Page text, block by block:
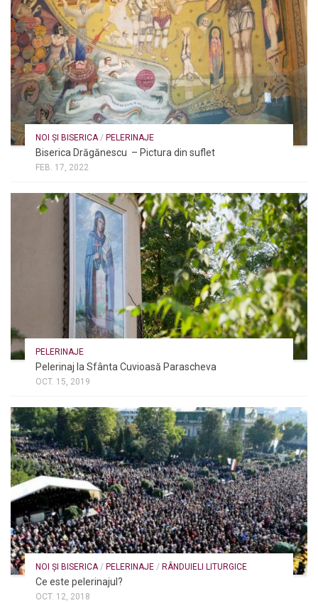
NOI ȘI BISERICA/ PELERINAJE
Biserica Drăgănescu – Pictura din suflet
FEB. 17, 2022
PELERINAJE
Pelerinaj la Sfânta Cuvioasă Parascheva
OCT. 15, 2019
NOI ȘI BISERICA/ PELERINAJE / RÂNDUIELI LITURGICE
Ce este pelerinajul?
OCT. 12, 2018